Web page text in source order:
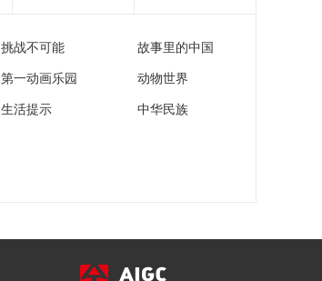
挑战不可能 故事里的中国
第一动画乐园 动物世界
生活提示 中华民族